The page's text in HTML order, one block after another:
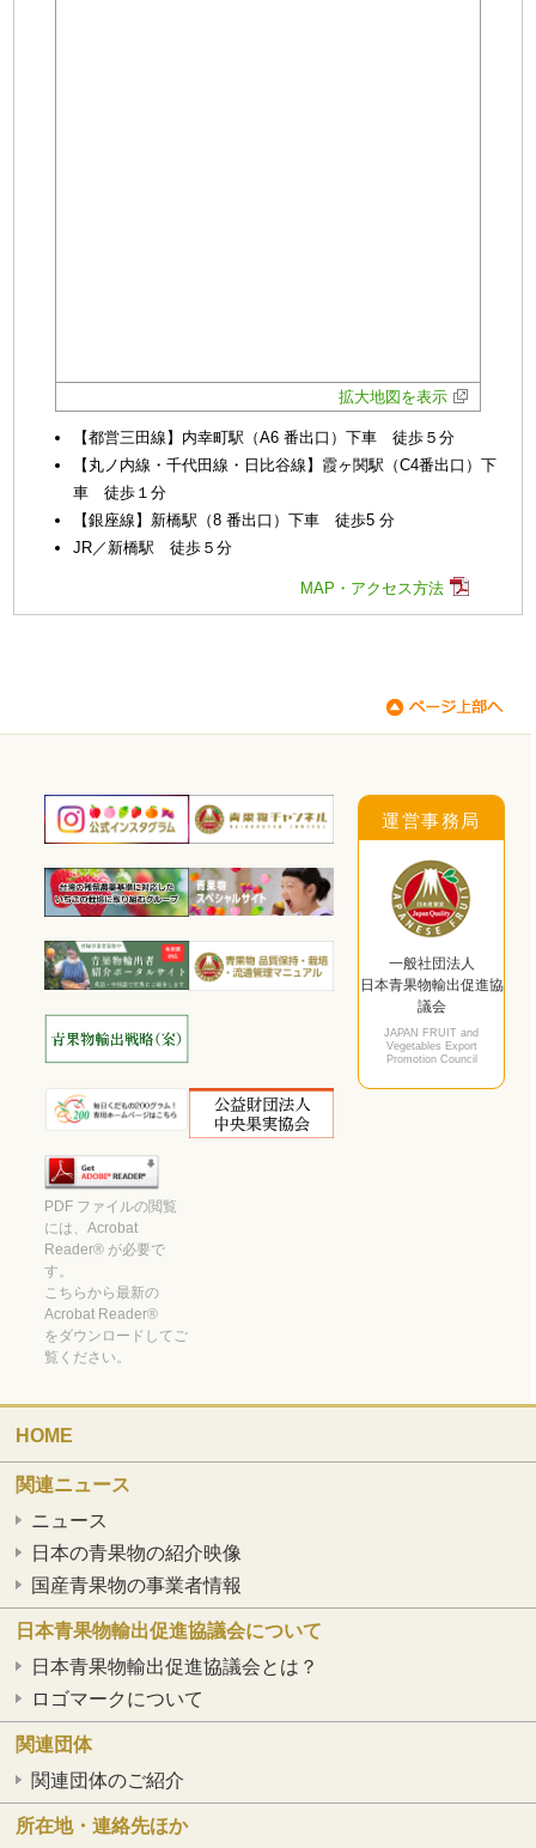
拡大地図を表示
【都営三田線】内幸町駅（A6 番出口）下車 徒歩５分
【丸ノ内線・千代田線・日比谷線】霞ヶ関駅（C4番出口）下
車 徒歩１分
【銀座線】新橋駅（8 番出口）下車 徒歩5 分
JR／新橋駅 徒歩５分
MAP・アクセス方法
PDF ファイルの閲覧
には、Acrobat
Reader® が必要で
す。
こちらから最新の
Acrobat Reader®
をダウンロードしてご
覧ください。
運営事務局
一般社団法人
日本青果物輸出促進協
議会
JAPAN FRUIT and
Vegetables Export
Promotion Council
HOME
関連ニュース
ニュース
日本の青果物の紹介映像
国産青果物の事業者情報
日本青果物輸出促進協議会について
日本青果物輸出促進協議会とは？
ロゴマークについて
関連団体
関連団体のご紹介
所在地・連絡先ほか